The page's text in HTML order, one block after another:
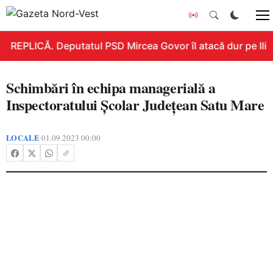
REPLICĂ. Deputatul PSD Mircea Govor îl atacă dur pe
Schimbări în echipa managerială a
Inspectoratului Școlar Județean Satu Mare
LOCALE•01.09.2023 00:00